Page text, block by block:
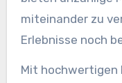
miteinander zu
Erlebnisse noch
Mit hochwertigen